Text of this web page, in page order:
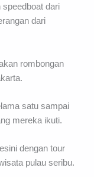
speedboat dari
dari
rombongan
satu sampai
mereka ikuti.
dengan tour
pulau seribu.